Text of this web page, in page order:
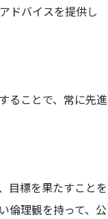
ドバイスを提供し
ることで、常に先進
目標を果たすことを
倫理観を持って、公